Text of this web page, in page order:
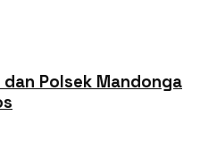
Polsek Mandonga